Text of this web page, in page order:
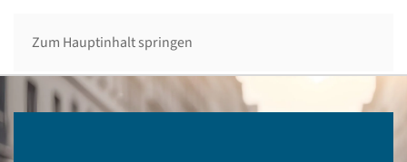
Zum Hauptinhalt springen